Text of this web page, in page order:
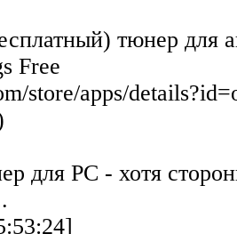
тюнер для
Free
store/apps/
для РС - хотя